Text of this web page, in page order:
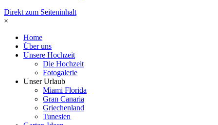
Direkt zum Seiteninhalt
×
Home
Über uns
Unsere Hochzeit
Die Hochzeit
Fotogalerie
Unser Urlaub
Miami Florida
Gran Canaria
Griechenland
Tunesien